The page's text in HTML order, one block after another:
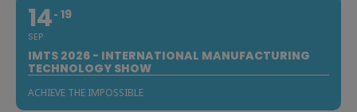
14
SEP
19
IMTS 2026 - INTERNATIONAL MANUFACTURING
TECHNOLOGY SHOW
ACHIEVE THE IMPOSSIBLE